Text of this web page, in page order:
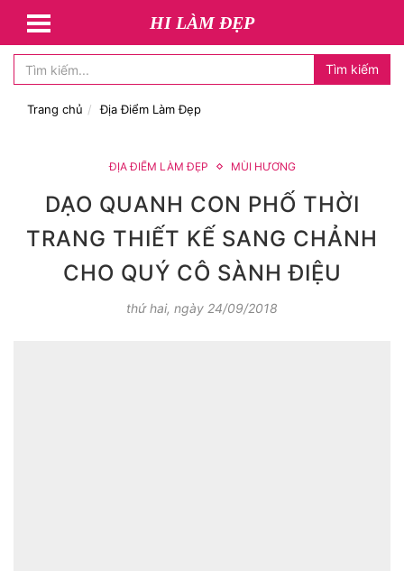
HI LÀM ĐẸP
Tìm kiếm
Trang chủ Địa Điểm Làm Đẹp
ĐỊA ĐIỂM LÀM ĐẸP MÙI HƯƠNG
DẠO QUANH CON PHỐ THỜI
TRANG THIẾT KẾ SANG CHẢNH
CHO QUÝ CÔ SÀNH ĐIỆU
thứ hai, ngày 24/09/2018